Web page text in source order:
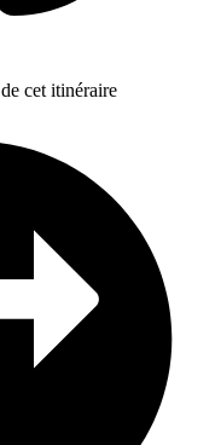
de cet itinéraire